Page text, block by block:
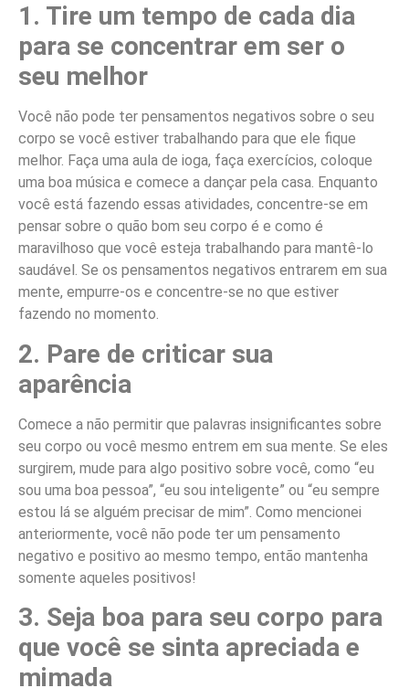
1. Tire um tempo de cada dia
para se concentrar em ser o
seu melhor
Você não pode ter pensamentos negativos sobre o seu
corpo se você estiver trabalhando para que ele fique
melhor. Faça uma aula de ioga, faça exercícios, coloque
uma boa música e comece a dançar pela casa. Enquanto
você está fazendo essas atividades, concentre-se em
pensar sobre o quão bom seu corpo é e como é
maravilhoso que você esteja trabalhando para mantê-lo
saudável. Se os pensamentos negativos entrarem em sua
mente, empurre-os e concentre-se no que estiver
fazendo no momento.
2. Pare de criticar sua
aparência
Comece a não permitir que palavras insignificantes sobre
seu corpo ou você mesmo entrem em sua mente. Se eles
surgirem, mude para algo positivo sobre você, como “eu
sou uma boa pessoa”, “eu sou inteligente” ou “eu sempre
estou lá se alguém precisar de mim”. Como mencionei
anteriormente, você não pode ter um pensamento
negativo e positivo ao mesmo tempo, então mantenha
somente aqueles positivos!
3. Seja boa para seu corpo para
que você se sinta apreciada e
mimada